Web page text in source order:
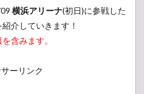
横浜アリーナ(初日)に参戦した
紹介していきます！
含みます。
ーリンク